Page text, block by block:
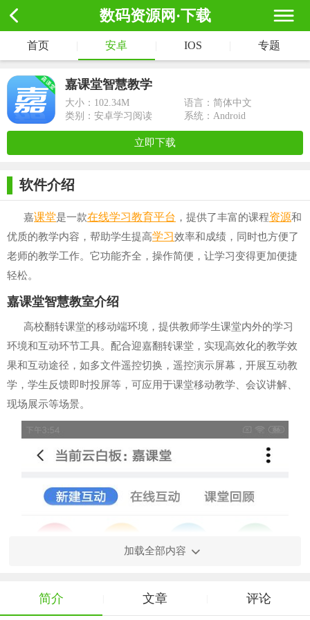
数码资源网·下载
首页 安卓 IOS 专题
嘉课堂智慧教学
大小： 102.34M
语言：简体中文
类别：安卓学习阅读
系统：Android
立即下载
软件介绍
嘉课堂是一款在线学习教育平台 ，提供了丰富的课程资源和
优质的教学内容，帮助学生提高学习效率和成绩，同时也方便了
老师的教学工作。它功能齐全，操作简便，让学习变得更加便捷
轻松。
嘉课堂智慧教室介绍
高校翻转课堂的移动端环境，提供教师学生课堂内外的学习
环境和互动环节工具。配合迎嘉翻转课堂，实现高效化的教学效
果和互动途径，如多文件遥控切换，遥控演示屏幕，开展互动教
学，学生反馈即时投屏等，可应用于课堂移动教学、会议讲解、
现场展示等场景。
加载全部内容
简介 文章 评论